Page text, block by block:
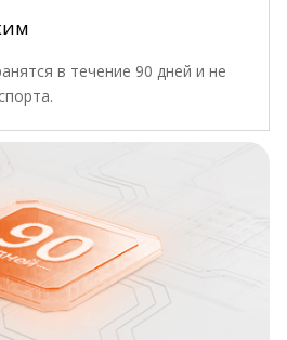
в течение 90 дней и не